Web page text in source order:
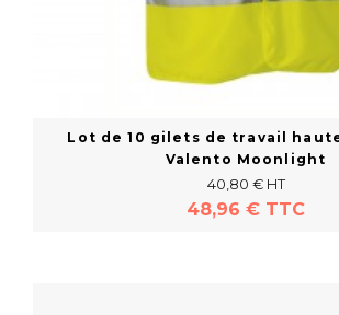
Lot de 10 gilets de travail
Valento Moonlight
40,80 € HT
48,96 € TTC